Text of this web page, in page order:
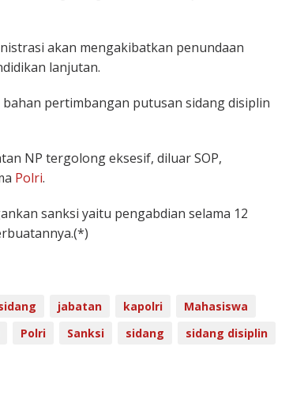
akan mengakibatkan penundaan
lanjutan.
pertimbangan putusan sidang disiplin
NP tergolong eksesif, diluar SOP,
Polri.
sanksi yaitu pengabdian selama 12
jabatan kapolri
Mahasiswa
Polri Sanksi sidang
sidang disiplin